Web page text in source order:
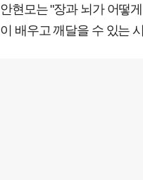
안현모는 "장과 뇌가 어떻
이 배우고 깨달을 수 있는